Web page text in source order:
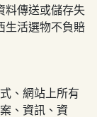
料傳送或儲存失
生活選物不負賠
、網站上所有
、資訊、資